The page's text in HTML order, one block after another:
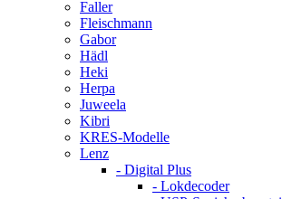
Faller
Fleischmann
Gabor
Hädl
Heki
Herpa
Juweela
Kibri
KRES-Modelle
Lenz
- Digital Plus
- Lokdecoder